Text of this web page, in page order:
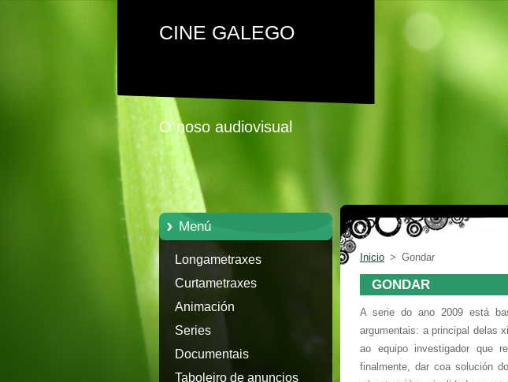
CINE GALEGO
O noso audiovisual
Menú
Longametraxes
Curtametraxes
Animación
Series
Documentais
Taboleiro de anuncios
Inicio > Gondar
GONDAR
A serie do ano 2009 está
argumentais: a principal delas
ao equipo investigador que
finalmente, dar coa solución